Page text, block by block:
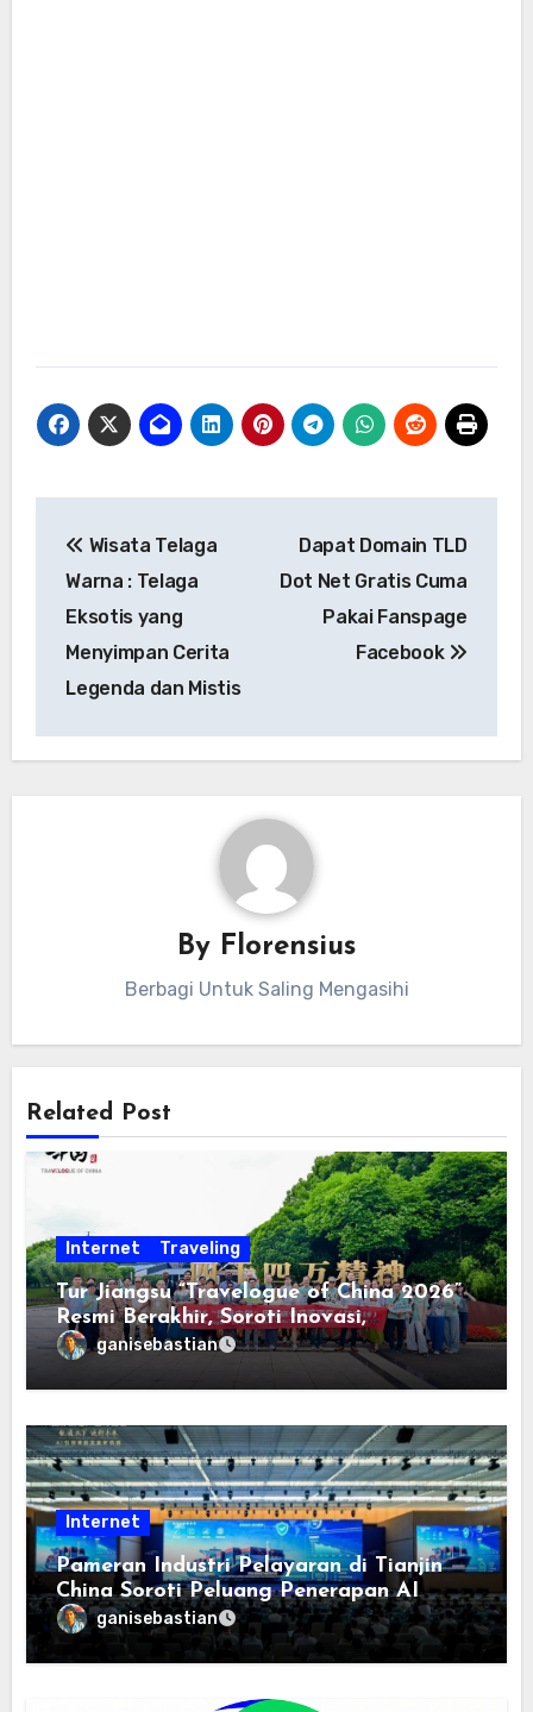
pos
Wisata Telaga
Warna : Telaga
Eksotis yang
Menyimpan Cerita
Legenda dan Mistis
Dapat Domain TLD
Dot Net Gratis Cuma
Pakai Fanspage
Facebook
By Florensius
Berbagi Untuk Saling Mengasihi
Related Post
Internet Traveling
Tur Jiangsu “Travelogue of China 2026”
Resmi Berakhir, Soroti Inovasi,
Keterbukaan, dan Pembangunan
Berorientasi pada Masyarakat
ganisebastian
Internet
Pameran Industri Pelayaran di Tianjin
China Soroti Peluang Penerapan AI
ganisebastian